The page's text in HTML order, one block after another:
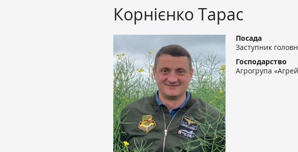
Корнієнко Тарас
Посада
Заступник
Господарство
Агрогрупа